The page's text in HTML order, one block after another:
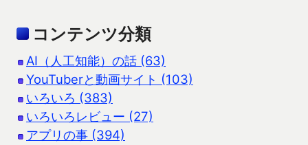
コンテンツ分類
AI（人工知能）の話 (63)
YouTuberと動画サイト (103)
いろいろ (383)
いろいろレビュー (27)
アプリの事 (394)